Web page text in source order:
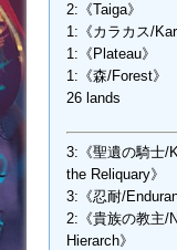
2:《Taiga》
1:《カラカス/
1:《Plateau》
1:《森/Forest》
26 lands
3:《聖遺の騎士/
the Reliquary》
3:《忍耐/
2:《貴族の教主/
Hierarch》